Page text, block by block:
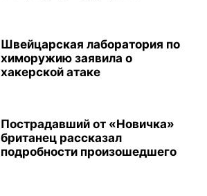
Швейцарская лаборатория по
химоружию заявила о
хакерской атаке
Пострадавший от «Новичка»
британец рассказал
подробности произошедшего